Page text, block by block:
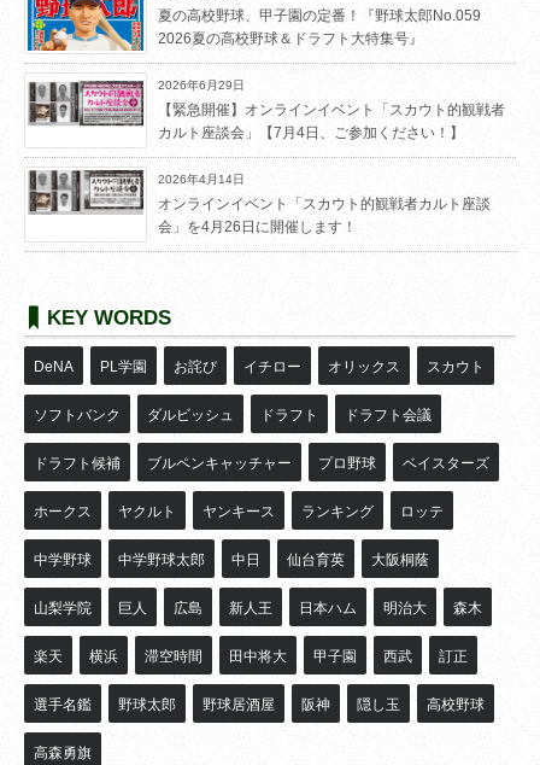
夏の高校野球、甲子園の定番！『野球太郎No.059
2026夏の高校野球＆ドラフト大特集号』
2026年6月29日
【緊急開催】オンラインイベント「スカウト的観戦者
カルト座談会」【7月4日、ご参加ください！】
2026年4月14日
オンラインイベント「スカウト的観戦者カルト座談
会」を4月26日に開催します！
KEY WORDS
DeNA PL学園 お詫び イチロー オリックス スカウト
ソフトバンク ダルビッシュ ドラフト ドラフト会議
ドラフト候補 ブルペンキャッチャー プロ野球 ベイスターズ
ホークス ヤクルト ヤンキース ランキング ロッテ
中学野球 中学野球太郎 中日 仙台育英 大阪桐蔭
山梨学院 巨人 広島 新人王 日本ハム 明治大 森木
楽天 横浜 滞空時間 田中将大 甲子園 西武 訂正
選手名鑑 野球太郎 野球居酒屋 阪神 隠し玉 高校野球
高森勇旗